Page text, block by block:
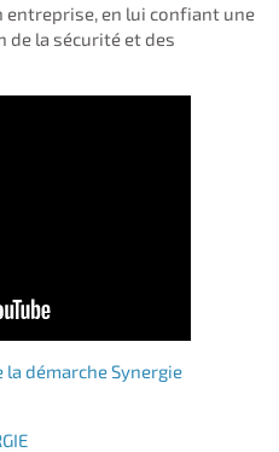
entreprise, en lui confiant une
de la sécurité et des
démarche Synergie